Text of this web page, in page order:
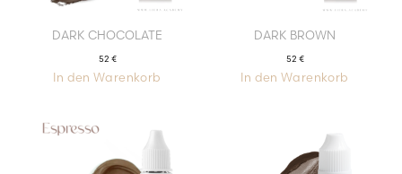
DARK CHOCOLATE
52 €
In den Warenkorb
DARK BROWN
52 €
In den Warenkorb